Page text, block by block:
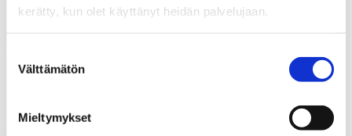
kerätty, kun olet käyttänyt heidän palvelujaan.
valinta
Välttämätön
Mieltymykset
Hyvinkäänkatu 9
Katso kaikki yhteystiedot